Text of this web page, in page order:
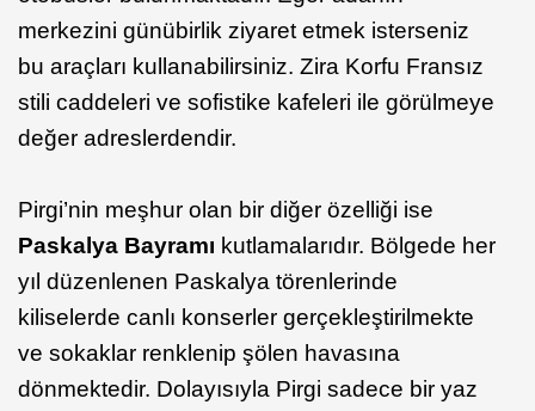
merkezini günübirlik ziyaret etmek isterseniz
bu araçları kullanabilirsiniz. Zira Korfu Fransız
stili caddeleri ve sofistike kafeleri ile görülmeye
değer adreslerdendir.
Pirgi’nin meşhur olan bir diğer özelliği ise
Paskalya Bayramı kutlamalarıdır. Bölgede her
yıl düzenlenen Paskalya törenlerinde
kiliselerde canlı konserler gerçekleştirilmekte
ve sokaklar renklenip şölen havasına
dönmektedir. Dolayısıyla Pirgi sadece bir yaz